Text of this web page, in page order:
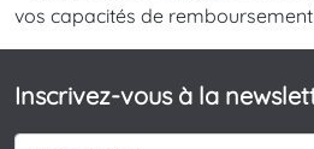
vos capacités de
Inscrivez-vous à la